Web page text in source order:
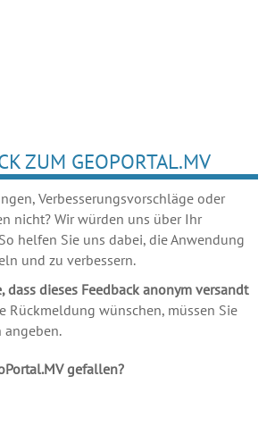
ZUM GEOPORTAL.MV
Verbesserungsvorschläge oder
nicht? Wir würden uns über Ihr
helfen Sie uns dabei, die Anwendung
und zu verbessern.
dass dieses Feedback anonym versandt
Rückmeldung wünschen, müssen Sie
angeben.
gefallen?